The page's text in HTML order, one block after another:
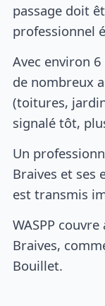
passage doit
professionnel
Avec environ
de nombreux
(toitures,
signalé tôt,
Un
Braives et ses
est transmis
WASPP
Braives,
Bouillet.